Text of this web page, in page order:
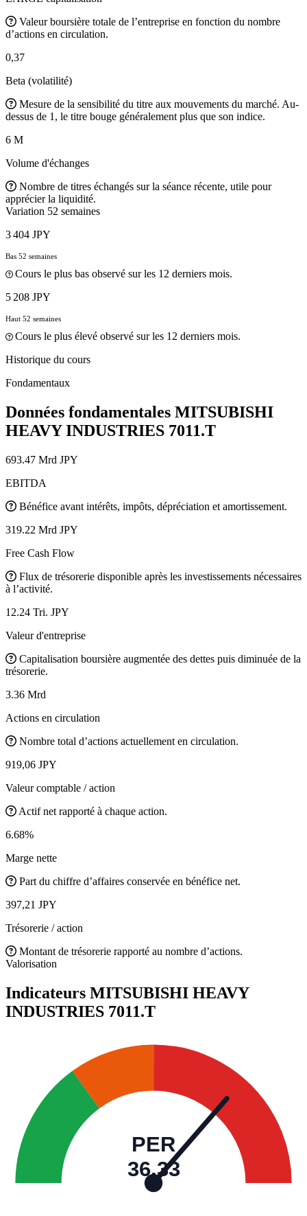
Valeur boursière totale de l’entreprise en fonction du nombre
d’actions en circulation.
0,37
Beta (volatilité)
Mesure de la sensibilité du titre aux mouvements du marché. Au-
dessus de 1, le titre bouge généralement plus que son indice.
6 M
Volume d'échanges
Nombre de titres échangés sur la séance récente, utile pour
apprécier la liquidité.
Variation 52 semaines
3 404 JPY
Bas 52 semaines
Cours le plus bas observé sur les 12 derniers mois.
5 208 JPY
Haut 52 semaines
Cours le plus élevé observé sur les 12 derniers mois.
Historique du cours
Fondamentaux
Données fondamentales MITSUBISHI
HEAVY INDUSTRIES 7011.T
693.47 Mrd JPY
EBITDA
Bénéfice avant intérêts, impôts, dépréciation et amortissement.
319.22 Mrd JPY
Free Cash Flow
Flux de trésorerie disponible après les investissements nécessaires
à l’activité.
12.24 Tri. JPY
Valeur d'entreprise
Capitalisation boursière augmentée des dettes puis diminuée de la
trésorerie.
3.36 Mrd
Actions en circulation
Nombre total d’actions actuellement en circulation.
919,06 JPY
Valeur comptable / action
Actif net rapporté à chaque action.
6.68%
Marge nette
Part du chiffre d’affaires conservée en bénéfice net.
397,21 JPY
Trésorerie / action
Montant de trésorerie rapporté au nombre d’actions.
Valorisation
Indicateurs MITSUBISHI HEAVY
INDUSTRIES 7011.T
PER
36,33